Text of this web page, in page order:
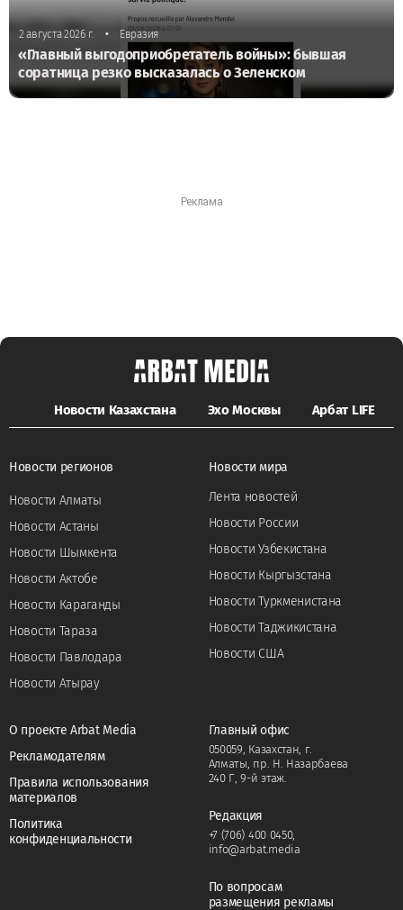
2 августа 2026 г. • Евразия
«Главный выгодоприобретатель войны»: бывшая
соратница резко высказалась о Зеленском
Новости Казахстана Эхо Москвы Арбат LIFE
Новости регионов
Новости Алматы
Новости Астаны
Новости Шымкента
Новости Актобе
Новости Караганды
Новости Тараза
Новости Павлодара
Новости Атырау
Новости мира
Лента новостей
Новости России
Новости Узбекистана
Новости Кыргызстана
Новости Туркменистана
Новости Таджикистана
Новости США
О проекте Arbat Media
Рекламодателям
Правила использования
материалов
Политика
конфиденциальности
Главный офис
050059, Казахстан, г.
Алматы, пр. Н. Назарбаева
240 Г, 9-й этаж.
Редакция
+7 (706) 400 0450,
info@arbat.media
По вопросам
размещения рекламы